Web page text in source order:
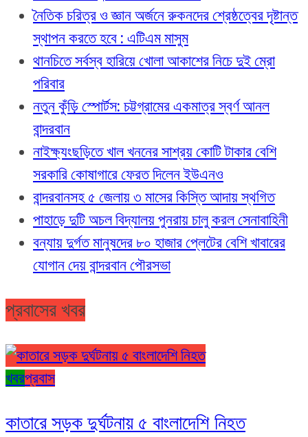
নৈতিক চরিত্র ও জ্ঞান অর্জনে রুকনদের শ্রেষ্ঠত্বের দৃষ্টান্ত
স্থাপন করতে হবে : এটিএম মাসুম
থানচিতে সর্বস্ব হারিয়ে খোলা আকাশের নিচে দুই ম্রো
পরিবার
নতুন কুঁড়ি স্পোর্টস: চট্টগ্রামের একমাত্র স্বর্ণ আনল
বান্দরবান
নাইক্ষ্যংছড়িতে খাল খননের সাশ্রয় কোটি টাকার বেশি
সরকারি কোষাগারে ফেরত দিলেন ইউএনও
বান্দরবানসহ ৫ জেলায় ৩ মাসের কিস্তি আদায় স্থগিত
পাহাড়ে দুটি অচল বিদ্যালয় পুনরায় চালু করল সেনাবাহিনী
বন্যায় দুর্গত মানুষদের ৮০ হাজার প্লেটের বেশি খাবারের
যোগান দেয় বান্দরবান পৌরসভা
প্রবাসের খবর
খবরপ্রবাস
কাতারে সড়ক দুর্ঘটনায় ৫ বাংলাদেশি নিহত